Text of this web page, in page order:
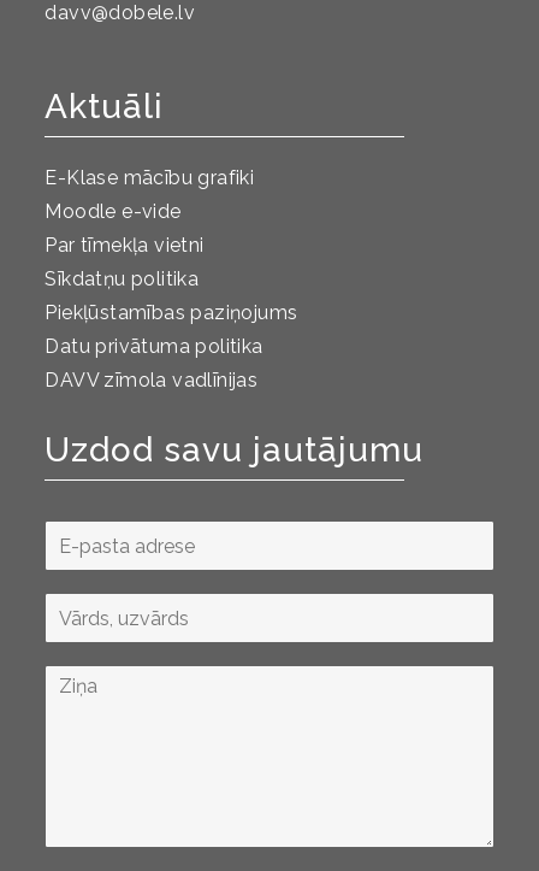
davv@dobele.lv
Aktuāli
E-Klase mācību grafiki
Moodle e-vide
Par tīmekļa vietni
Sīkdatņu politika
Piekļūstamības paziņojums
Datu privātuma politika
DAVV zīmola vadlīnijas
Uzdod savu jautājumu